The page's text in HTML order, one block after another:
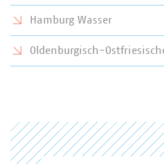
Hamburg Wasser
Oldenburgisch-